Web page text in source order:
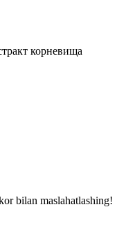
корневища
bilan maslahatlashing!